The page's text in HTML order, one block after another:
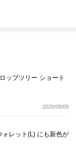
ップツリー ショート
2026/08/09
ォレット(L) にも新色が